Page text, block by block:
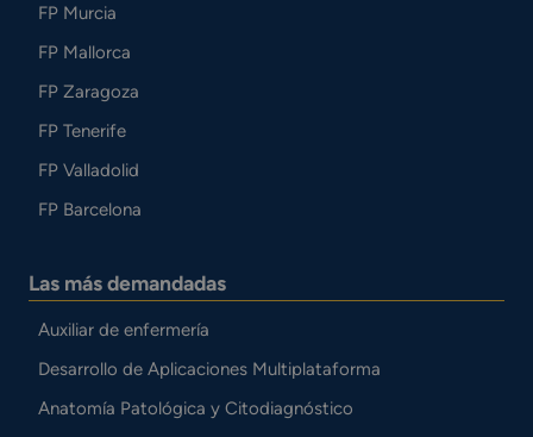
FP Murcia
FP Mallorca
FP Zaragoza
FP Tenerife
FP Valladolid
FP Barcelona
Las más demandadas
Auxiliar de enfermería
Desarrollo de Aplicaciones Multiplataforma
Anatomía Patológica y Citodiagnóstico